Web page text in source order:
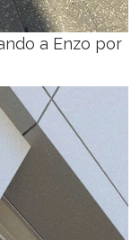
a Enzo por